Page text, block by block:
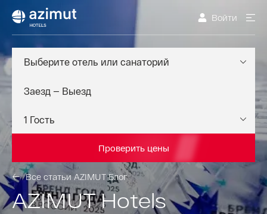
Войти
Выберите отель или санаторий
Проверить цены
Все статьи AZIMUT Блог
AZIMUT Hotels